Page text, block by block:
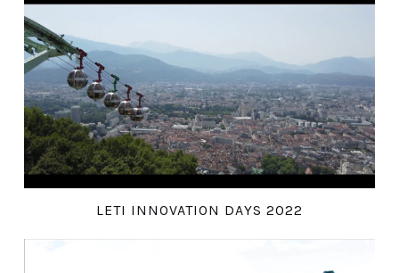
LETI INNOVATION DAYS 2022